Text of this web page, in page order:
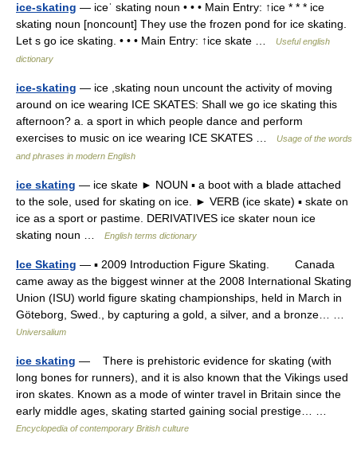
ice-skating — iceˈ skating noun • • • Main Entry: ↑ice * * * ice
skating noun [noncount] They use the frozen pond for ice skating.
Let s go ice skating. • • • Main Entry: ↑ice skate …
Useful english
dictionary
ice-skating — ice ,skating noun uncount the activity of moving
around on ice wearing ICE SKATES: Shall we go ice skating this
afternoon? a. a sport in which people dance and perform
exercises to music on ice wearing ICE SKATES …
Usage of the words
and phrases in modern English
ice skating — ice skate ► NOUN ▪ a boot with a blade attached
to the sole, used for skating on ice. ► VERB (ice skate) ▪ skate on
ice as a sport or pastime. DERIVATIVES ice skater noun ice
skating noun …
English terms dictionary
Ice Skating — ▪ 2009 Introduction Figure Skating. Canada
came away as the biggest winner at the 2008 International Skating
Union (ISU) world figure skating championships, held in March in
Göteborg, Swed., by capturing a gold, a silver, and a bronze… …
Universalium
ice skating — There is prehistoric evidence for skating (with
long bones for runners), and it is also known that the Vikings used
iron skates. Known as a mode of winter travel in Britain since the
early middle ages, skating started gaining social prestige… …
Encyclopedia of contemporary British culture